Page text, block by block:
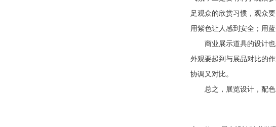
足观众的欣赏习惯，观众
用紫色让人感到安全；用
商业展示道具的设计也
外观要起到与展品对比的
协调又对比。
总之，展览设计，配色